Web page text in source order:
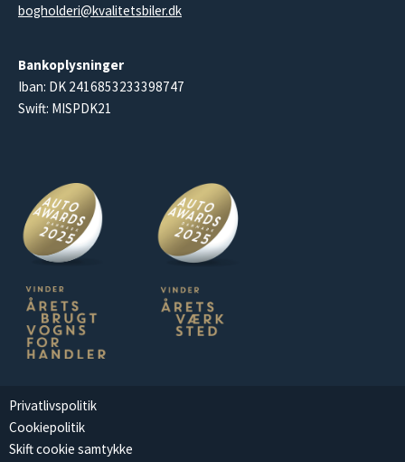
bogholderi@kvalitetsbiler.dk
Bankoplysninger
Iban: DK 2416853233398747
Swift: MISPDK21
Privatlivspolitik
Cookiepolitik
Skift cookie samtykke